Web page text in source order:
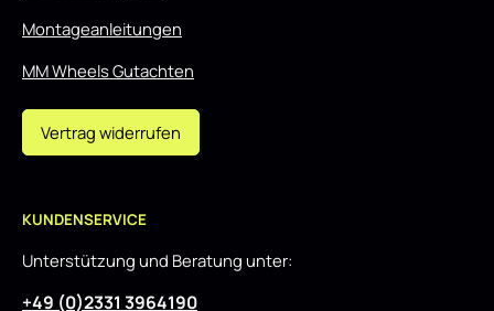
Montageanleitungen
MM Wheels Gutachten
Vertrag widerrufen
KUNDENSERVICE
Unterstützung und Beratung unter:
+49 (0)2331 3964190